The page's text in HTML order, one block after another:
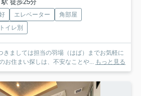
徒歩25分
エレベーター
角部屋
イレ別
きましては担当の羽場（はば）までお気軽に
い。 初めてのお住まい探しは、不安なことや...
もっと見る